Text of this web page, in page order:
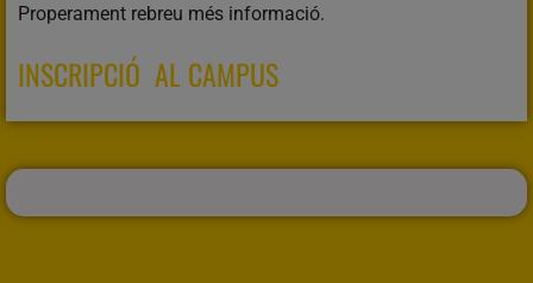
Properament rebreu més informació.
INSCRIPCIÓ AL CAMPUS